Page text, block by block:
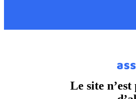
Le site n’est